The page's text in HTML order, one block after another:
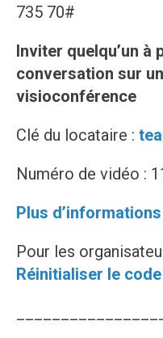
735 70#
Inviter quelqu’un à
conversation sur
visioconférence
Clé du locataire :
Numéro de vidéo :
Plus d’informations
Pour les
Réinitialiser le code